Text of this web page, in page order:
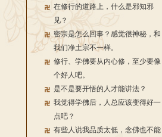
在修行的道路上，什么是邪知邪
见？
密宗是怎么回事？感觉很神秘，和
我们净土宗不一样。
修行、学佛要从内心修，至少要像
个好人吧。
是不是要开悟的人才能讲法？
我觉得学佛后，人总应该变得好一
点吧？
有些人说我品质太低，念佛也不能